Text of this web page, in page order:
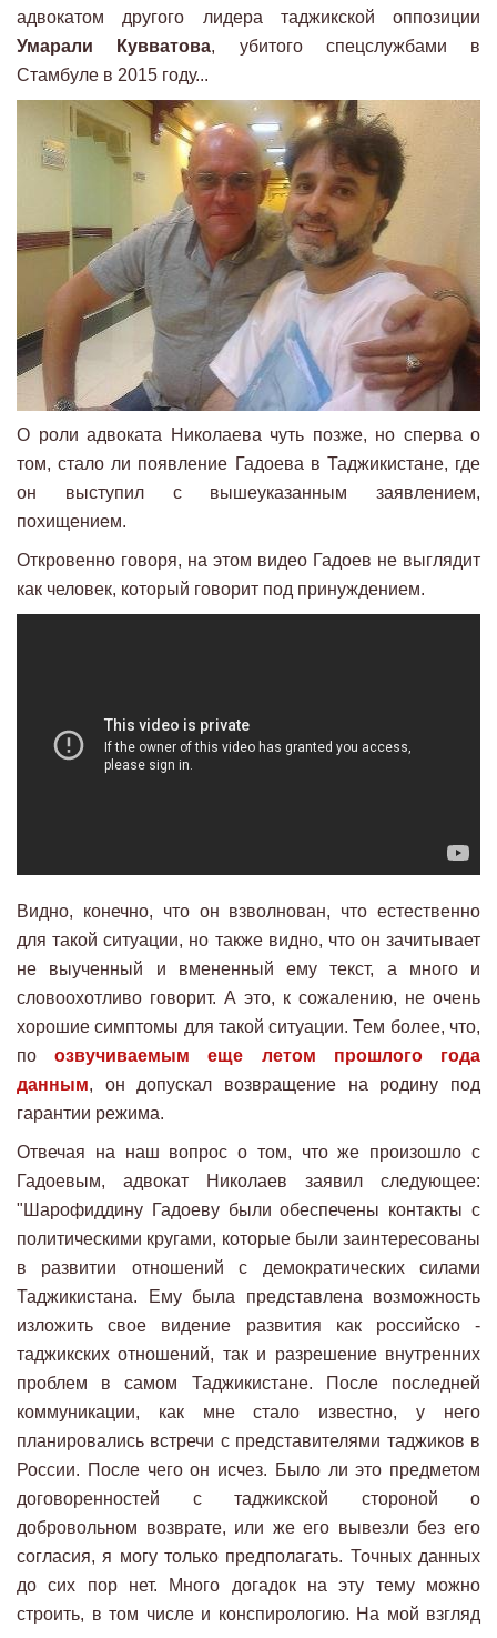
адвокатом другого лидера таджикской оппозиции
Умарали Кувватова, убитого спецслужбами в
Стамбуле в 2015 году...
О роли адвоката Николаева чуть позже, но сперва о
том, стало ли появление Гадоева в Таджикистане, где
он выступил с вышеуказанным заявлением,
похищением.
Откровенно говоря, на этом видео Гадоев не выглядит
как человек, который говорит под принуждением.
Видно, конечно, что он взволнован, что естественно
для такой ситуации, но также видно, что он зачитывает
не выученный и вмененный ему текст, а много и
словоохотливо говорит. А это, к сожалению, не очень
хорошие симптомы для такой ситуации. Тем более, что,
поозвучиваемым еще летом прошлого года
данным, он допускал возвращение на родину под
гарантии режима.
Отвечая на наш вопрос о том, что же произошло с
Гадоевым, адвокат Николаев заявил следующее:
"Шарофиддину Гадоеву были обеспечены контакты с
политическими кругами, которые были заинтересованы
в развитии отношений с демократических силами
Таджикистана. Ему была представлена возможность
изложить свое видение развития как российско -
таджикских отношений, так и разрешение внутренних
проблем в самом Таджикистане. После последней
коммуникации, как мне стало известно, у него
планировались встречи с представителями таджиков в
России. После чего он исчез. Было ли это предметом
договоренностей с таджикской стороной о
добровольном возврате, или же его вывезли без его
согласия, я могу только предполагать. Точных данных
до сих пор нет. Много догадок на эту тему можно
строить, в том числе и конспирологию. На мой взгляд